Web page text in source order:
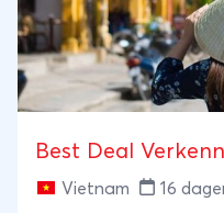
Best Deal
Vietnam 16